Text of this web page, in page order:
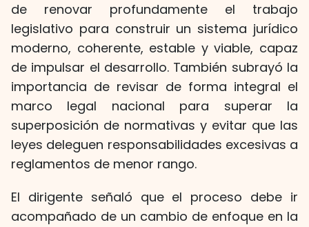
de renovar profundamente el trabajo
legislativo para construir un sistema jurídico
moderno, coherente, estable y viable, capaz
de impulsar el desarrollo. También subrayó la
importancia de revisar de forma integral el
marco legal nacional para superar la
superposición de normativas y evitar que las
leyes deleguen responsabilidades excesivas a
reglamentos de menor rango.
El dirigente señaló que el proceso debe ir
acompañado de un cambio de enfoque en la